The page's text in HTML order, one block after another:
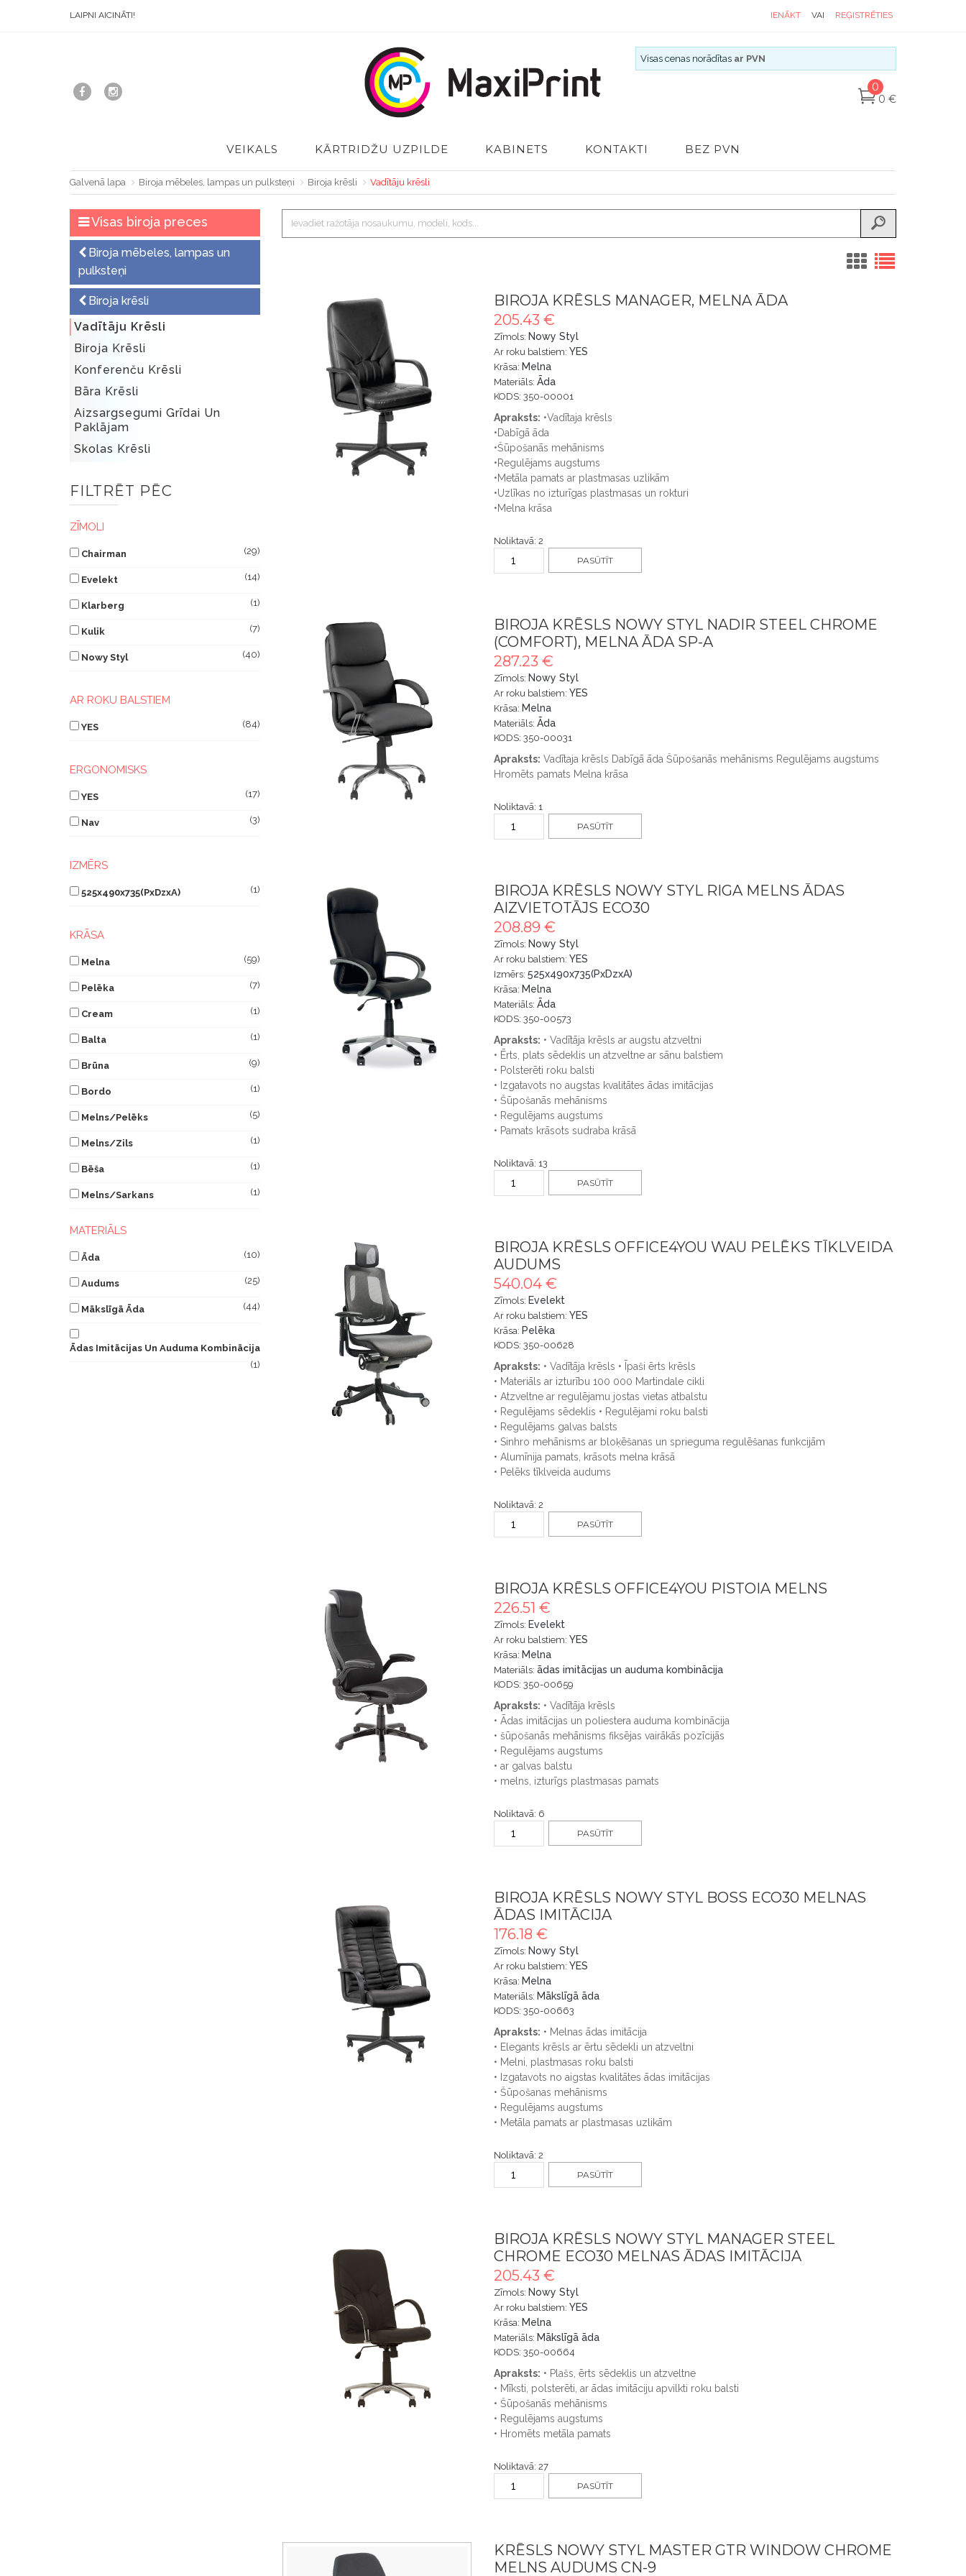
LAIPNI AICINĀTI! IENĀKT VAI REĢISTRĒTIES
Visas cenas norādītas ar PVN
0
0 €
VEIKALS KĀRTRIDŽU UZPILDE KABINETS KONTAKTI BEZ PVN
Galvenā lapa Biroja mēbeles, lampas un pulksteņi Biroja krēsli Vadītāju krēsli
Visas biroja preces
Biroja mēbeles, lampas un
pulksteņi
Biroja krēsli
Vadītāju Krēsli
Biroja Krēsli
Konferenču Krēsli
Bāra Krēsli
Aizsargsegumi Grīdai Un
Paklājam
Skolas Krēsli
FILTRĒT PĒC
ZĪMOLI
Chairman (29)
Evelekt (14)
Klarberg (1)
Kulik (7)
Nowy Styl (40)
AR ROKU BALSTIEM
YES (84)
ERGONOMISKS
YES (17)
Nav (3)
IZMĒRS
525x490x735(PxDzxA) (1)
KRĀSA
Melna (59)
Pelēka (7)
Cream (1)
Balta (1)
Brūna (9)
Bordo (1)
Melns/Pelēks (5)
Melns/Zils (1)
Bēša (1)
Melns/Sarkans (1)
MATERIĀLS
Āda (10)
Audums (25)
Mākslīgā Āda (44)
Ādas Imitācijas Un Auduma Kombinācija
(1)
BIROJA KRĒSLS MANAGER, MELNA ĀDA
205.43 €
Zīmols: Nowy Styl
Ar roku balstiem: YES
Krāsa: Melna
Materiāls: Āda
KODS: 350-00001
Apraksts: •Vadītaja krēsls
•Dabīgā āda
•Šūpošanās mehānisms
•Regulējams augstums
•Metāla pamats ar plastmasas uzlikām
•Uzlīkas no izturīgas plastmasas un rokturi
•Melna krāsa
Noliktavā: 2
PASŪTĪT
BIROJA KRĒSLS NOWY STYL NADIR STEEL CHROME
(COMFORT), MELNA ĀDA SP-A
287.23 €
Zīmols: Nowy Styl
Ar roku balstiem: YES
Krāsa: Melna
Materiāls: Āda
KODS: 350-00031
Apraksts: Vadītaja krēsls Dabīgā āda Šūpošanās mehānisms Regulējams augstums
Hromēts pamats Melna krāsa
Noliktavā: 1
PASŪTĪT
BIROJA KRĒSLS NOWY STYL RIGA MELNS ĀDAS
AIZVIETOTĀJS ECO30
208.89 €
Zīmols: Nowy Styl
Ar roku balstiem: YES
Izmērs: 525x490x735(PxDzxA)
Krāsa: Melna
Materiāls: Āda
KODS: 350-00573
Apraksts: • Vadītāja krēsls ar augstu atzveltni
• Ērts, plats sēdeklis un atzveltne ar sānu balstiem
• Polsterēti roku balsti
• Izgatavots no augstas kvalitātes ādas imitācijas
• Šūpošanās mehānisms
• Regulējams augstums
• Pamats krāsots sudraba krāsā
Noliktavā: 13
PASŪTĪT
BIROJA KRĒSLS OFFICE4YOU WAU PELĒKS TĪKLVEIDA
AUDUMS
540.04 €
Zīmols: Evelekt
Ar roku balstiem: YES
Krāsa: Pelēka
KODS: 350-00628
Apraksts: • Vadītāja krēsls • Īpaši ērts krēsls
• Materiāls ar izturību 100 000 Martindale cikli
• Atzveltne ar regulējamu jostas vietas atbalstu
• Regulējams sēdeklis • Regulējami roku balsti
• Regulējams galvas balsts
• Sinhro mehānisms ar bloķēšanas un sprieguma regulēšanas funkcijām
• Alumīnija pamats, krāsots melna krāsā
• Pelēks tīklveida audums
Noliktavā: 2
PASŪTĪT
BIROJA KRĒSLS OFFICE4YOU PISTOIA MELNS
226.51 €
Zīmols: Evelekt
Ar roku balstiem: YES
Krāsa: Melna
Materiāls: ādas imitācijas un auduma kombinācija
KODS: 350-00659
Apraksts: • Vadītāja krēsls
• Ādas imitācijas un poliestera auduma kombinācija
• šūpošanās mehānisms fiksējas vairākās pozīcijās
• Regulējams augstums
• ar galvas balstu
• melns, izturīgs plastmasas pamats
Noliktavā: 6
PASŪTĪT
BIROJA KRĒSLS NOWY STYL BOSS ECO30 MELNAS
ĀDAS IMITĀCIJA
176.18 €
Zīmols: Nowy Styl
Ar roku balstiem: YES
Krāsa: Melna
Materiāls: Mākslīgā āda
KODS: 350-00663
Apraksts: • Melnas ādas imitācija
• Elegants krēsls ar ērtu sēdekli un atzveltni
• Melni, plastmasas roku balsti
• Izgatavots no aigstas kvalitātes ādas imitācijas
• Šūpošanas mehānisms
• Regulējams augstums
• Metāla pamats ar plastmasas uzlikām
Noliktavā: 2
PASŪTĪT
BIROJA KRĒSLS NOWY STYL MANAGER STEEL
CHROME ECO30 MELNAS ĀDAS IMITĀCIJA
205.43 €
Zīmols: Nowy Styl
Ar roku balstiem: YES
Krāsa: Melna
Materiāls: Mākslīgā āda
KODS: 350-00664
Apraksts: • Plašs, ērts sēdeklis un atzveltne
• Mīksti, polsterēti, ar ādas imitāciju apvilkti roku balsti
• Šūpošanās mehānisms
• Regulējams augstums
• Hromēts metāla pamats
Noliktavā: 27
PASŪTĪT
KRĒSLS NOWY STYL MASTER GTR WINDOW CHROME
MELNS AUDUMS CN-9